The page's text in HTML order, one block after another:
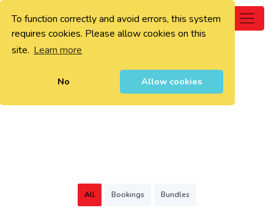
To function correctly and avoid errors, this system
requires cookies. Please allow cookies on this
site. Learn more
No Allow cookies
0
All Bookings Bundles